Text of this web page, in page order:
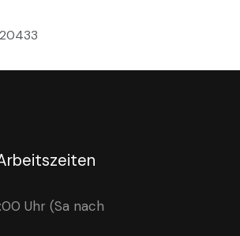
20433
Uhr (Sa nach